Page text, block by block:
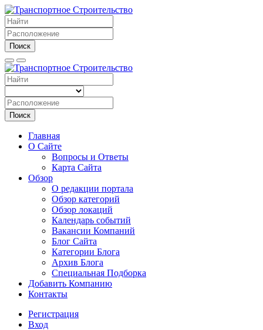
Поиск
Поиск
Главная
О Сайте
Вопросы и Ответы
Карта Сайта
Обзор
О редакции портала
Обзор категорий
Обзор локаций
Календарь событий
Вакансии Компаний
Блог Сайта
Категории Блога
Архив Блога
Специальная Подборка
Добавить Компанию
Контакты
Регистрация
Вход